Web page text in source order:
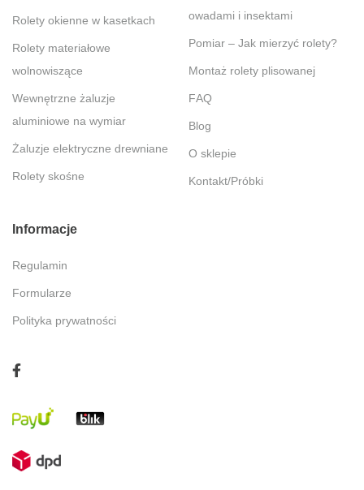
Rolety okienne w kasetkach
Rolety materiałowe
wolnowiszące
Wewnętrzne żaluzje
aluminiowe na wymiar
Żaluzje elektryczne drewniane
Rolety skośne
owadami i insektami
Pomiar – Jak mierzyć rolety?
Montaż rolety plisowanej
FAQ
Blog
O sklepie
Kontakt/Próbki
Informacje
Regulamin
Formularze
Polityka prywatności